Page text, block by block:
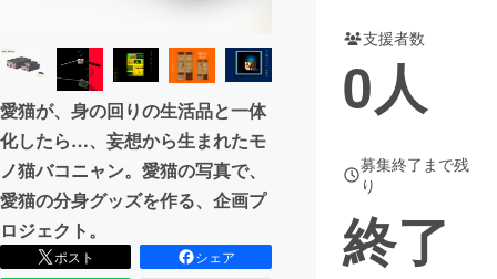
チャレンジ
まちづくり・地域活性化
CAMPFIRE for Social Good
CAMPFIRE Creation
CAMPFIREふるさと納税
machi-ya コミュニティ
愛猫が、身の回りの生活品と一体
化したら…、妄想から生まれたモ
ノ猫バコニャン。愛猫の写真で、
愛猫の分身グッズを作る、企画プ
ロジェクト。
ポスト
シェア
支援者数
0人
募集終了まで残
り
終了